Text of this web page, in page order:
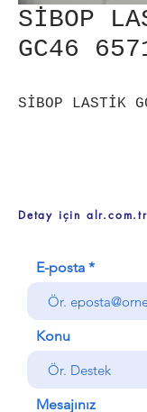
SİBOP
GC46
SİBOP LASTİK
E-posta
Konu
Mesajınız